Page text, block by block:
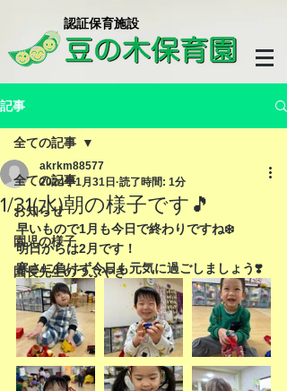
​認証保育施設
記事
全ての記事
お知らせ
園児の様子
園長先生のつぶやき
全ての記事
1/31(水)朝の様子です🎵
akrkm88577
2024年1月31日 読了時間: 1分
早いもので1月も今日で終わりですね❄️
明日からは2月です！
寒さに負けず今日も元気に過ごしましょう❣️